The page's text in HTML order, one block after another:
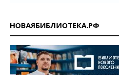
НОВАЯБИБЛИОТЕКА.РФ